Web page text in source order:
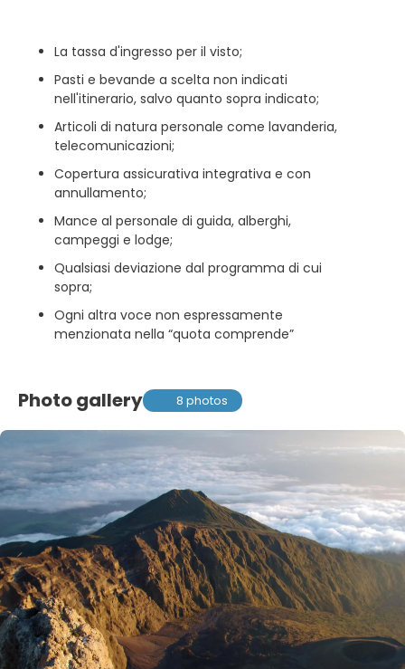
La tassa d'ingresso per il visto;
Pasti e bevande a scelta non indicati
nell'itinerario, salvo quanto sopra indicato;
Articoli di natura personale come lavanderia,
telecomunicazioni;
Copertura assicurativa integrativa e con
annullamento;
Mance al personale di guida, alberghi,
campeggi e lodge;
Qualsiasi deviazione dal programma di cui
sopra;
Ogni altra voce non espressamente
menzionata nella “quota comprende”
Photo gallery 8 photos